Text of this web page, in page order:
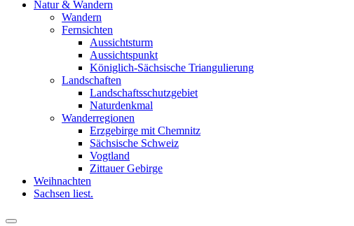
Natur & Wandern
Wandern
Fernsichten
Aussichtsturm
Aussichtspunkt
Königlich-Sächsische Triangulierung
Landschaften
Landschaftsschutzgebiet
Naturdenkmal
Wanderregionen
Erzgebirge mit Chemnitz
Sächsische Schweiz
Vogtland
Zittauer Gebirge
Weihnachten
Sachsen liest.